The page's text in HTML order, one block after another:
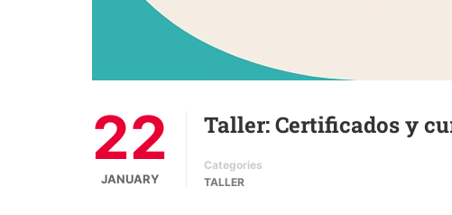
22
JANUARY
Taller: Certificados y
Categories
TALLER